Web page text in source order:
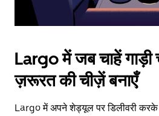
Largo में जब चाहें गाड़ी
ज़रूरत की चीज़ें बनाएँ
Largo में अपने शेड्यूल पर डिलीवरी करके